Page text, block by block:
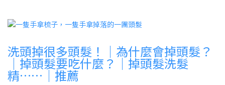
洗頭掉很多頭髮！｜為什麼會掉頭髮？
｜掉頭髮要吃什麼？｜掉頭髮洗髮
精……｜推薦